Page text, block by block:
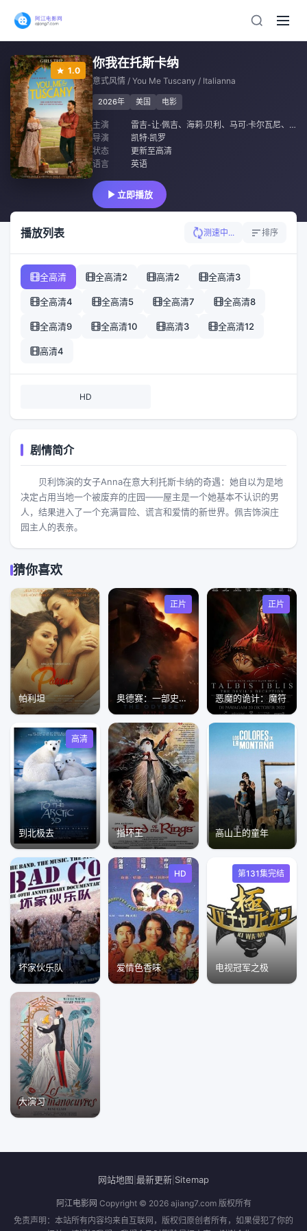
1.0
你我在托斯卡纳
意式风情 / You Me Tuscany / Italianna
2026年 美国 电影
主演 雷吉-让·佩吉、 海莉·贝利 、 马可·卡尔瓦尼、 洛
导演
凯特·凯罗
状态
更新至高清
语言
英语
立即播放
播放列表 测速中... 排序
全高清 全高清2 高清2 全高清3
全高清4 全高清5 全高清7 全高清8
全高清9 全高清10 高清3 全高清12
高清4
HD
剧情简介
贝利饰演的女子Anna在意大利托斯卡纳的奇遇：她自以为是地
决定占用当地一个被废弃的庄园——屋主是一个她基本不认识的男
人，结果进入了一个充满冒险、谎言和爱情的新世界。佩吉饰演庄
园主人的表亲。
猜你喜欢
帕利坦
正片
奥德赛：一部史诗的诞生
正片
恶魔的诡计：魔符
高清
到北极去 指环王 高山上的童年
坏家伙乐队
HD
爱情色香味
第131集完结
电视冠军之极
大演习
网站地图 最新更新 Sitemap
阿江电影网 Copyright © 2026 ajiang7.com 版权所有
免责声明：本站所有内容均来自互联网，版权归原创者所有，如果侵犯了你的